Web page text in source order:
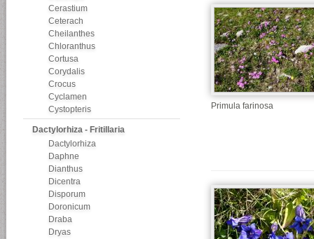
Cerastium
Ceterach
Cheilanthes
Chloranthus
Cortusa
Corydalis
Crocus
Cyclamen
Cystopteris
Dactylorhiza - Fritillaria
Dactylorhiza
Daphne
Dianthus
Dicentra
Disporum
Doronicum
Draba
Dryas
Primula farinosa